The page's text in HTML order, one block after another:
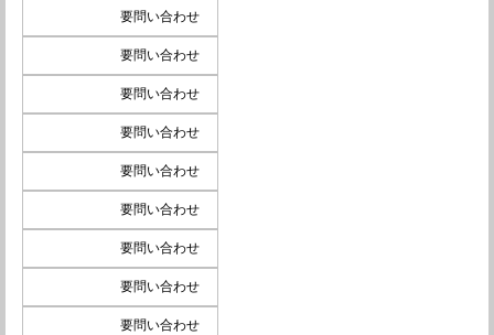
要問い合わせ
要問い合わせ
要問い合わせ
要問い合わせ
要問い合わせ
要問い合わせ
要問い合わせ
要問い合わせ
要問い合わせ